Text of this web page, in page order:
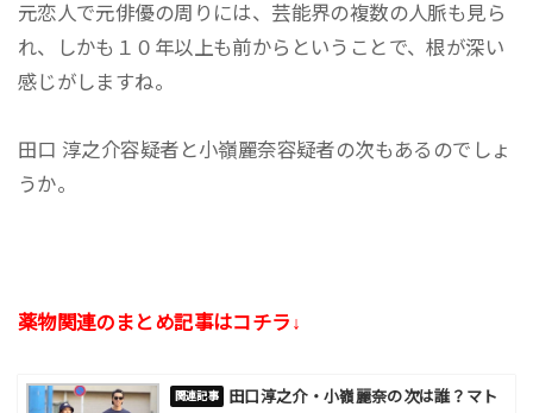
元恋人で元俳優の周りには、芸能界の複数の人脈も見ら
れ、しかも１０年以上も前からということで、根が深い
感じがしますね。
田口 淳之介容疑者と小嶺麗奈容疑者の次もあるのでしょ
うか。
薬物関連のまとめ記事はコチラ↓
田口淳之介・小嶺麗奈の次は誰？マト